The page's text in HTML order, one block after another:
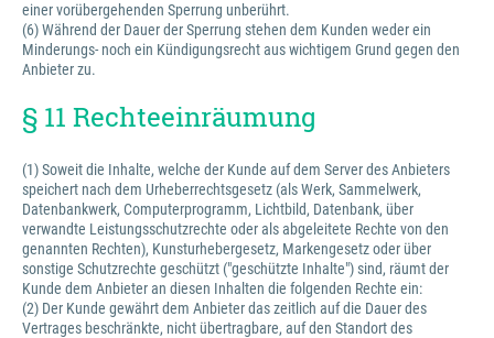
einer vorübergehenden Sperrung unberührt.
(6) Während der Dauer der Sperrung stehen dem Kunden weder ein
Minderungs- noch ein Kündigungsrecht aus wichtigem Grund gegen den
Anbieter zu.
§ 11 Rechteeinräumung
(1) Soweit die Inhalte, welche der Kunde auf dem Server des Anbieters
speichert nach dem Urheberrechtsgesetz (als Werk, Sammelwerk,
Datenbankwerk, Computerprogramm, Lichtbild, Datenbank, über
verwandte Leistungsschutzrechte oder als abgeleitete Rechte von den
genannten Rechten), Kunsturhebergesetz, Markengesetz oder über
sonstige Schutzrechte geschützt ("geschützte Inhalte") sind, räumt der
Kunde dem Anbieter an diesen Inhalten die folgenden Rechte ein:
(2) Der Kunde gewährt dem Anbieter das zeitlich auf die Dauer des
Vertrages beschränkte, nicht übertragbare, auf den Standort des